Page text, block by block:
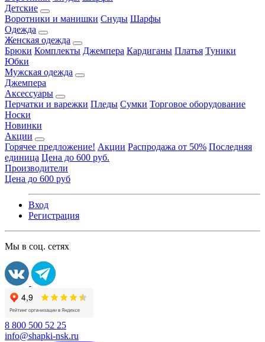
Детские
Воротники и манишки Снуды Шарфы
Одежда
Женская одежда
Брюки Комплекты Джемпера Кардиганы Платья Туники
Юбки
Мужская одежда
Джемпера
Аксессуары
Перчатки и варежки Пледы Сумки Торговое оборудование
Носки
Новинки
Акции
Горячее предложение! Акции Распродажа от 50% Последняя
единица Цена до 600 руб.
Производители
Цена до 600 руб
Вход
Регистрация
Мы в соц. сетях
8 800 500 52 25
info@shapki-nsk.ru